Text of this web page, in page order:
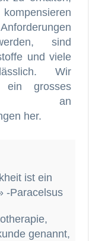
sind
und viele
Wir
grosses
an
her.
ist ein
-Paracelsus
genannt,